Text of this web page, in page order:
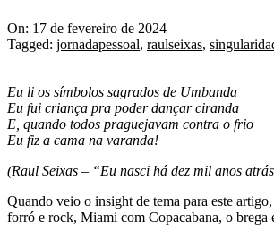
On: 17 de fevereiro de 2024
Tagged: jornadapessoal, raulseixas,
Eu li os símbolos sagrados de Umbanda
Eu fui criança pra poder dançar ciranda
E, quando todos praguejavam contra o frio
Eu fiz a cama na varanda!
(Raul Seixas – “Eu nasci há dez mil anos
Quando veio o insight de tema para este
forró e rock, Miami com Copacabana, o brega